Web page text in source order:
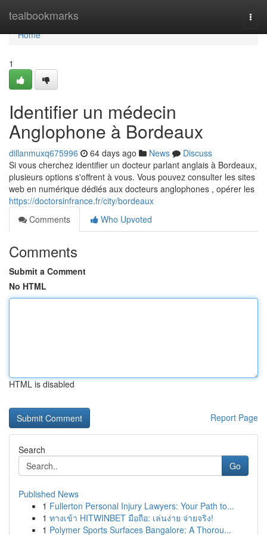
tealbookmarks
Home
Home
1
Identifier un médecin
Anglophone à Bordeaux
dillanmuxq675996 64 days ago News
Discuss
Si vous cherchez identifier un docteur parlant anglais à Bordeaux,
plusieurs options s'offrent à vous. Vous pouvez consulter les sites
web en numérique dédiés aux docteurs anglophones , opérer les
https://doctorsinfrance.fr/city/bordeaux
Comments
Who Upvoted
Comments
Submit a Comment
No HTML
HTML is disabled
Report Page
Search
Go
Published News
1 Fullerton Personal Injury Lawyers: Your Path to...
1 ทางเข้า HITWINBET มือถือ: เล่นง่าย จ่ายจริง!
1 Polymer Sports Surfaces Bangalore: A Thorou...